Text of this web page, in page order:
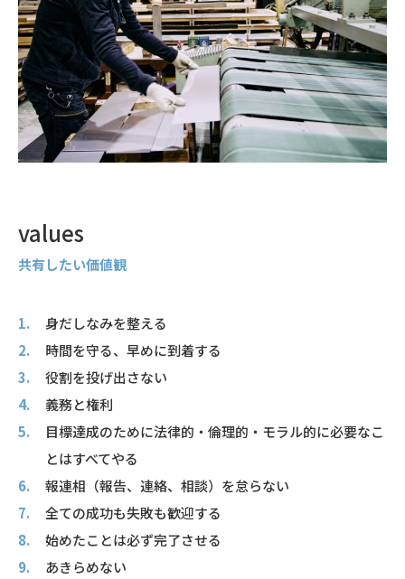
values
共有したい価値観
身だしなみを整える
時間を守る、早めに到着する
役割を投げ出さない
義務と権利
目標達成のために法律的・倫理的・モラル的に必要なこ
とはすべてやる
報連相（報告、連絡、相談）を怠らない
全ての成功も失敗も歓迎する
始めたことは必ず完了させる
あきらめない